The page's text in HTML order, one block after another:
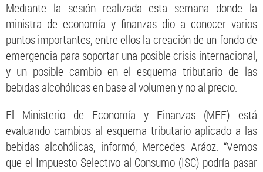
Mediante la sesión realizada esta semana donde la
ministra de economía y finanzas dio a conocer varios
puntos importantes, entre ellos la creación de un fondo de
emergencia para soportar una posible crisis internacional,
y un posible cambio en el esquema tributario de las
bebidas alcohólicas en base al volumen y no al precio.
El Ministerio de Economía y Finanzas (MEF) está
evaluando cambios al esquema tributario aplicado a las
bebidas alcohólicas, informó, Mercedes Aráoz. “Vemos
que el Impuesto Selectivo al Consumo (ISC) podría pasar